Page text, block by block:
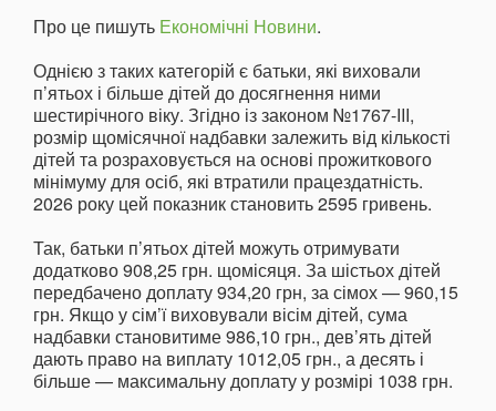
Про це пишуть Економічні Новини.
Однією з таких категорій є батьки, які виховали
п’ятьох і більше дітей до досягнення ними
шестирічного віку. Згідно із законом №1767-III,
розмір щомісячної надбавки залежить від кількості
дітей та розраховується на основі прожиткового
мінімуму для осіб, які втратили працездатність.
2026 року цей показник становить 2595 гривень.
Так, батьки п’ятьох дітей можуть отримувати
додатково 908,25 грн. щомісяця. За шістьох дітей
передбачено доплату 934,20 грн, за сімох — 960,15
грн. Якщо у сім’ї виховували вісім дітей, сума
надбавки становитиме 986,10 грн., дев’ять дітей
дають право на виплату 1012,05 грн., а десять і
більше — максимальну доплату у розмірі 1038 грн.